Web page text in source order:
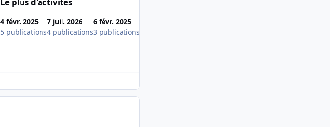
Le plus d'activités
4 févr. 2025
5 publications
7 juil. 2026
4 publications
6 févr. 2025
3 publications